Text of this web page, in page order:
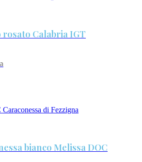
rosato Calabria IGT
bianco Melissa DOC